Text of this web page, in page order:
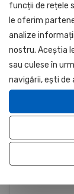
Explore our
corporate
funcții de rețele
le oferim
analize
nostru. Aceștia
sau culese în
navigării, ești de